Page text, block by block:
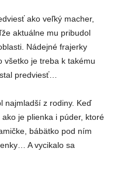
ako veľký macher,
aktuálne mu pribudol
Nádejné frajerky
všetko je treba k takému
predviesť…
najmladší z rodiny. Keď
je plienka i púder, ktoré
bábätko pod ním
A vycikalo sa